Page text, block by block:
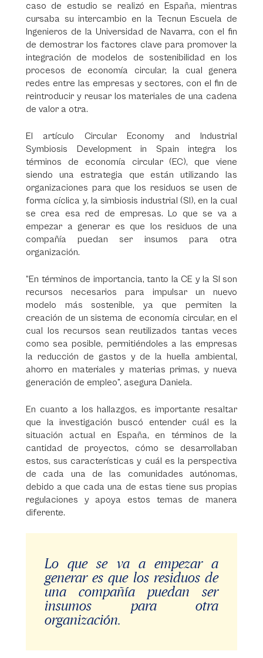
caso de estudio se realizó en España, mientras
cursaba su intercambio en la Tecnun Escuela de
Ingenieros de la Universidad de Navarra, con el fin
de demostrar los factores clave para promover la
integración de modelos de sostenibilidad en los
procesos de economía circular, la cual genera
redes entre las empresas y sectores, con el fin de
reintroducir y reusar los materiales de una cadena
de valor a otra.
El artículo Circular Economy and Industrial
Symbiosis Development in Spain integra los
términos de economía circular (EC), que viene
siendo una estrategia que están utilizando las
organizaciones para que los residuos se usen de
forma cíclica y, la simbiosis industrial (SI), en la cual
se crea esa red de empresas. Lo que se va a
empezar a generar es que los residuos de una
compañía puedan ser insumos para otra
organización.
“En términos de importancia, tanto la CE y la SI son
recursos necesarios para impulsar un nuevo
modelo más sostenible, ya que permiten la
creación de un sistema de economía circular, en el
cual los recursos sean reutilizados tantas veces
como sea posible, permitiéndoles a las empresas
la reducción de gastos y de la huella ambiental,
ahorro en materiales y materias primas, y nueva
generación de empleo”, asegura Daniela.
En cuanto a los hallazgos, es importante resaltar
que la investigación buscó entender cuál es la
situación actual en España, en términos de la
cantidad de proyectos, cómo se desarrollaban
estos, sus características y cuál es la perspectiva
de cada una de las comunidades autónomas,
debido a que cada una de estas tiene sus propias
regulaciones y apoya estos temas de manera
diferente.
Lo que se va a empezar a
generar es que los residuos de
una compañía puedan ser
insumos para otra
organización.